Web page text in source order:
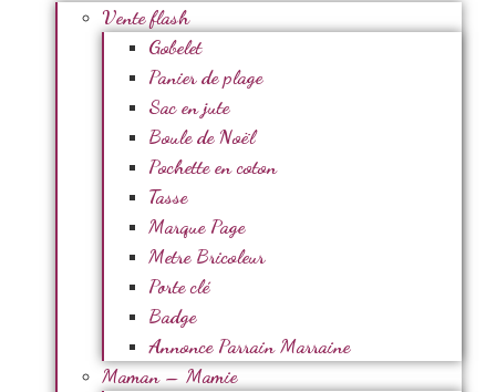
Vente flash
Gobelet
Panier de plage
Sac en jute
Boule de Noël
Pochette en coton
Tasse
Marque Page
Metre Bricoleur
Porte clé
Badge
Annonce Parrain Marraine
Maman – Mamie